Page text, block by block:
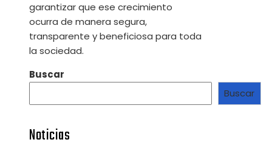
garantizar que ese crecimiento
ocurra de manera segura,
transparente y beneficiosa para toda
la sociedad.
Buscar
Buscar
Noticias